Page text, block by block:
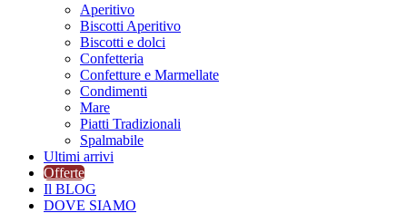
Aperitivo
Biscotti Aperitivo
Biscotti e dolci
Confetteria
Confetture e Marmellate
Condimenti
Mare
Piatti Tradizionali
Spalmabile
Ultimi arrivi
Offerte
Il BLOG
DOVE SIAMO